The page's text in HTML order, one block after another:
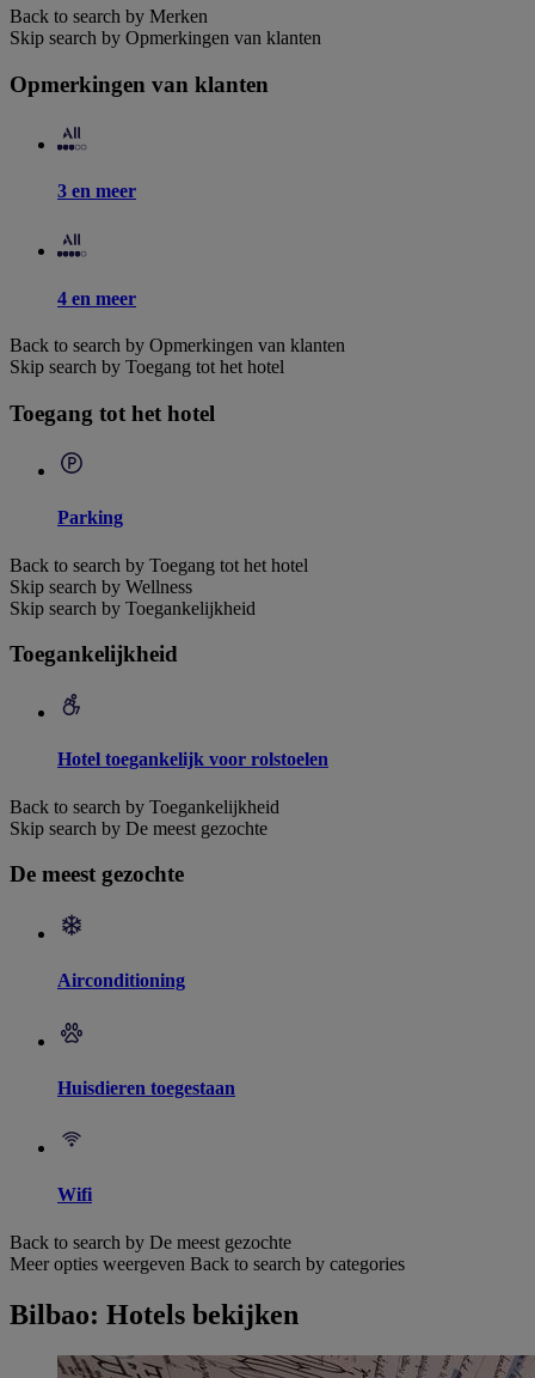
Back to search by Merken
Skip search by Opmerkingen van klanten
Opmerkingen van klanten
3 en meer
4 en meer
Back to search by Opmerkingen van klanten
Skip search by Toegang tot het hotel
Toegang tot het hotel
Parking
Back to search by Toegang tot het hotel
Skip search by Wellness
Skip search by Toegankelijkheid
Toegankelijkheid
Hotel toegankelijk voor rolstoelen
Back to search by Toegankelijkheid
Skip search by De meest gezochte
De meest gezochte
Airconditioning
Huisdieren toegestaan
Wifi
Back to search by De meest gezochte
Meer opties weergeven Back to search by categories
Bilbao: Hotels bekijken